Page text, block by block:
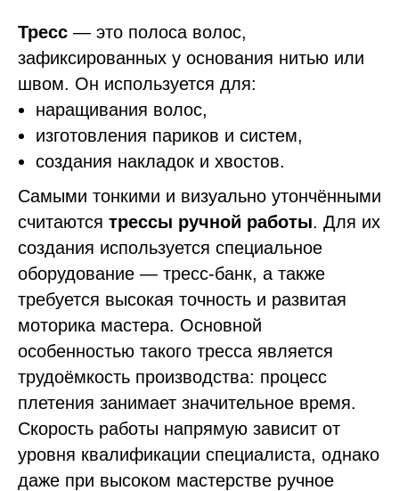
Тресс — это полоса волос,
зафиксированных у основания нитью или
швом. Он используется для:
наращивания волос,
изготовления париков и систем,
создания накладок и хвостов.
Самыми тонкими и визуально утончёнными
считаются трессы ручной работы. Для их
создания используется специальное
оборудование — тресс-банк, а также
требуется высокая точность и развитая
моторика мастера. Основной
особенностью такого тресса является
трудоёмкость производства: процесс
плетения занимает значительное время.
Скорость работы напрямую зависит от
уровня квалификации специалиста, однако
даже при высоком мастерстве ручное